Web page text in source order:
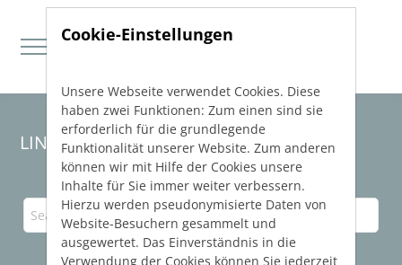
Direkt zur Hauptnavigation springen
Direkt zum Inhalt springen
LINEAR Solutions 23 for Revit
Cookie-Einstellungen
Unsere Webseite verwendet Cookies. Diese
haben zwei Funktionen: Zum einen sind sie
erforderlich für die grundlegende
Funktionalität unserer Website. Zum anderen
können wir mit Hilfe der Cookies unsere
Inhalte für Sie immer weiter verbessern.
Hierzu werden pseudonymisierte Daten von
Website-Besuchern gesammelt und
ausgewertet. Das Einverständnis in die
Verwendung der Cookies können Sie jederzeit